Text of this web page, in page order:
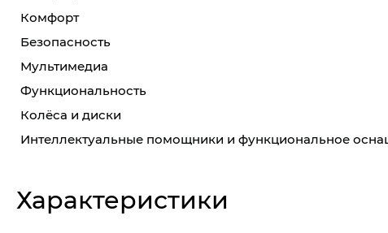
Комфорт
Безопасность
Мультимедиа
Функциональность
Колёса и диски
Интеллектуальные помощники и функциональное
Характеристики